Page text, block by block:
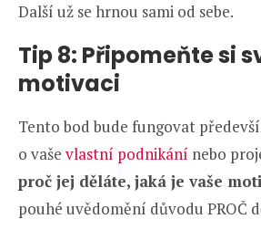
Další už se hrnou sami od sebe.
Tip 8: Připomeňte si
motivaci
Tento bod bude fungovat
o vaše vlastní podnikání nebo
proč jej děláte, jaká je vaše
pouhé uvědomění důvodu PROČ